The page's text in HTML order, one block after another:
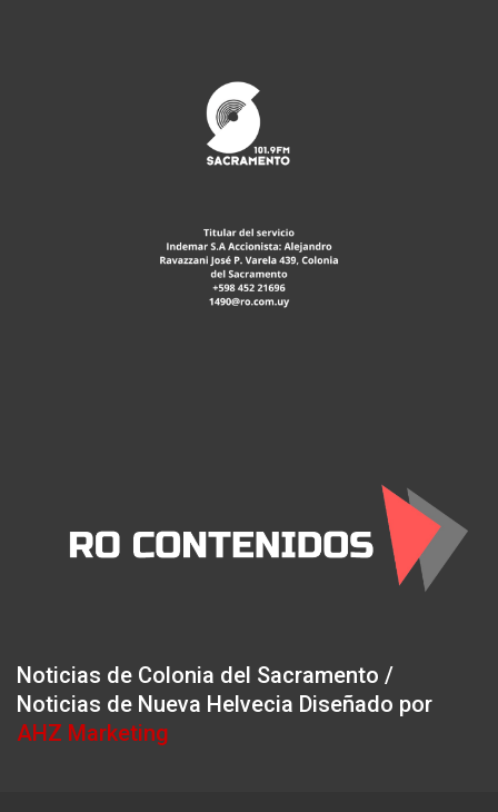
Noticias de Colonia del Sacramento /
Noticias de Nueva Helvecia Diseñado por
AHZ Marketing